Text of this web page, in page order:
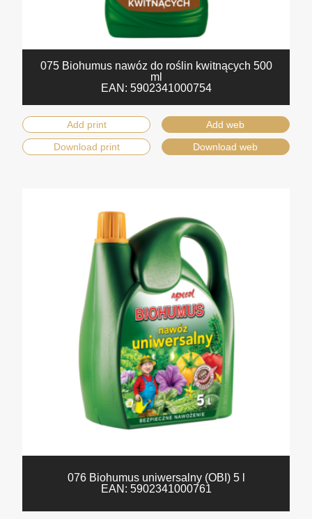
075 Biohumus nawóz do roślin kwitnących 500
ml
EAN: 5902341000754
Add print
Add web
Download print
Download web
076 Biohumus uniwersalny (OBI) 5 l
EAN: 5902341000761